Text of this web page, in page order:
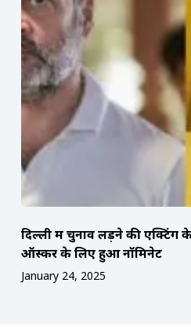
दिल्ली में चुनाव लड़ने की एक्टिंग
ऑस्कर के लिए हुआ नॉमिनेट
January 24, 2025